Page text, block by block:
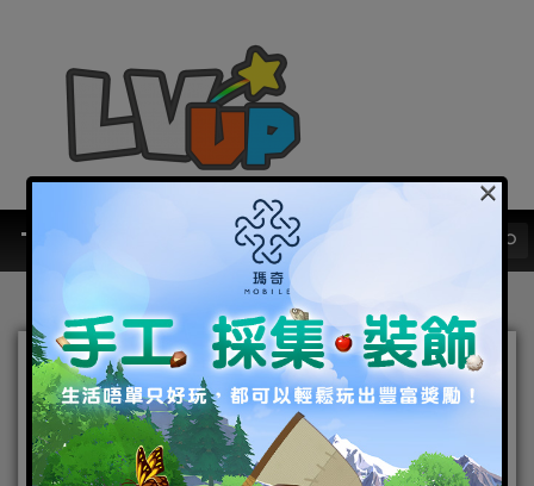
天上的守護者「瑞金蕾依
芙」降臨《放置七騎士》 帶
來各種全新內容
×